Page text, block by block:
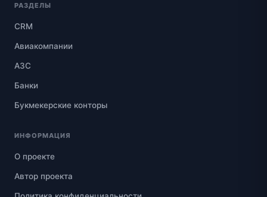
РАЗДЕЛЫ
CRM
Авиакомпании
АЗС
Банки
Букмекерские конторы
ИНФОРМАЦИЯ
О проекте
Автор проекта